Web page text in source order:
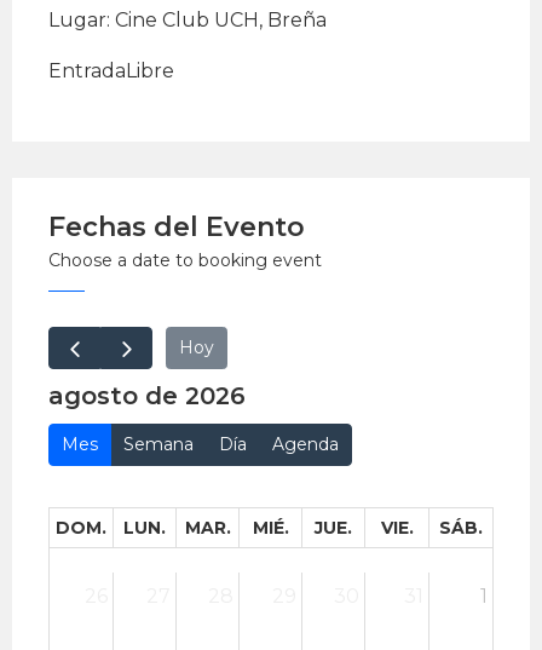
Lugar: Cine Club UCH, Breña
EntradaLibre
Fechas del Evento
Choose a date to booking event
Hoy
agosto de 2026
Mes Semana Día Agenda
DOM. LUN. MAR. MIÉ. JUE. VIE. SÁB.
1